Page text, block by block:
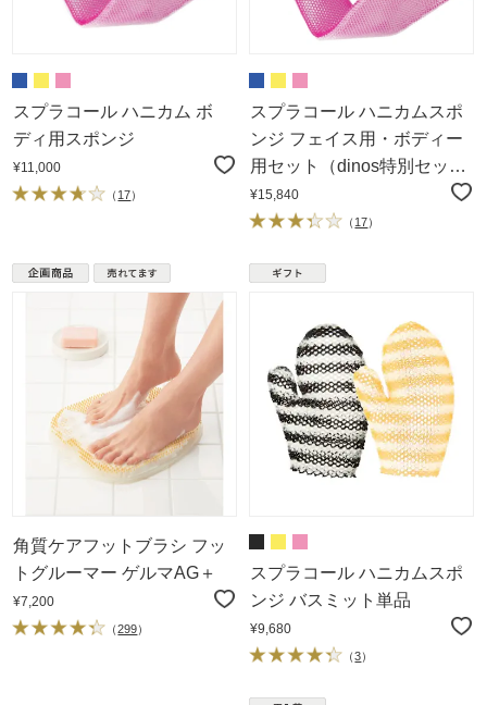
スプラコール ハニカム ボ
ディ用スポンジ
¥11,000
（ 17）
スプラコール ハニカムスポ
ンジ フェイス用・ボディー
用セット（dinos特別セッ
ト）
¥15,840
（ 17）
角質ケアフットブラシ フッ
トグルーマー ゲルマAG＋
¥7,200
（299）
スプラコール ハニカムスポ
ンジ バスミット単品
¥9,680
（3）